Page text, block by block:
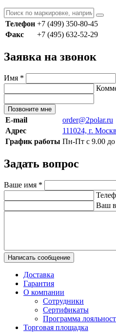
Телефон +7 (499) 350-80-45
Факс
+7 (495) 632-52-29
Заявка на звонок
Имя *
Позвоните мне
E-mail
order@2polar.ru
Адрес
111024, г.
График работы Пн-Пт с 9.00 до
Задать вопрос
Ваше имя *
Ваш
Написать сообщение
Доставка
Гарантия
О компании
Сотрудники
Сертификаты
Программа
Торговая площадка